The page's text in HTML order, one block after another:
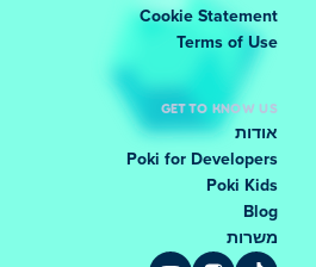
Cookie Statement
Terms of Use
GET TO KNOW US
אודות
Poki for Developers
Poki Kids
Blog
משרות